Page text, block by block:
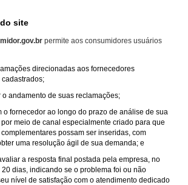
site
permite aos consumidores usuários
direcionadas aos fornecedores
o andamento de suas reclamações;
o fornecedor ao longo do prazo de análise de sua
meio de canal especialmente criado para que
possam ser inseridas, com
uma resolução ágil de sua demanda; e
a resposta final postada pela empresa, no
20 dias, indicando se o problema foi ou não
nível de satisfação com o atendimento dedicado